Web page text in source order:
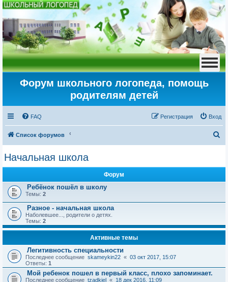
Форум школьного логопеда, помощь
родителям детей
FAQ Вход
Регистрация
Список форумов
о
к
Начальная школа
Форум
Ребёнок пошёл в школу
Темы: 2
Разное - начальная школа
Наболевшее..., родители о детях.
Темы: 2
Активные темы
Легитивность специальности
Последнее сообщение skameykin22 « 03 окт 2017, 15:07
Ответы: 1
Мой ребенок пошел в первый класс, плохо запоминает.
Последнее сообщение tzadkiel « 18 дек 2016, 11:09